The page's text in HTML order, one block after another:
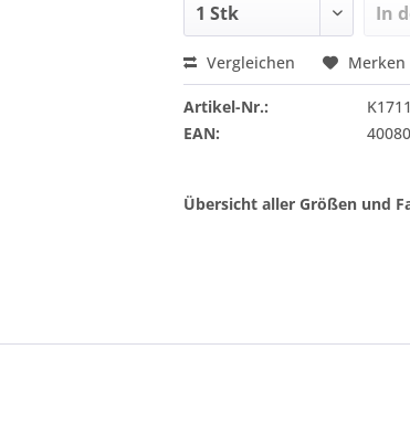
In
Vergleichen Merken
Artikel-Nr.:
EAN:
Übersicht aller Größen und